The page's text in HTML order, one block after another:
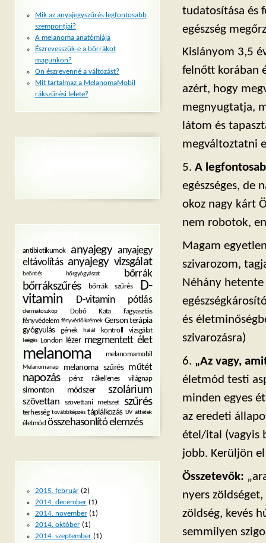
tudatosítása és
egészség
Kislányom 3,5
felnőtt korában
azért, hogy
megnyugtatja,
látom és
megváltoztatni
5. A
egészséges, de
okoz nagy kárt
nem robotok,
Magam
szivarozom,
Néhány
és
szivarozásra)
6. „Az vagy,
életmód testi
minden egyes
az eredeti
étel/ital (vagyis
jobb. Kerüljön
Összetevők:
nyers
zöldség, kevés
semmilyen
Mik az anyajegyszűrés legfontosabb
szempontjai?
A melanoma anatómiája
Észrevesszük-e a bőrrákot
magunkon?
Ön észrevenné a változást?
Mit tartalmaz a MelanomaMobil
rákszűrési lelete?
antibiotikumok anyajegy anyajegy
eltávolítás anyajegy vizsgálat
beöntés bőrgyógyászat bőrrák
bőrrákszűrés bőrrák szűrés
D-
vitamin
D-vitamin pótlás
dermatoszkop Dobó Kata
fagyasztás
fényvédelem fényvédő krémek Gerson terápia
gyógyulás
gének halál kontroll vizsgálat
leégés London lézer megmentett élet
melanoma melanomamobil
Melanomanap melanoma szűrés műtét
napozás pénz rákellenes világnap
simonton módszer szolárium
szövettan szövettani metszet szűrés
terhesség továbbképzés táplálkozás UV áttétek
életmód összehasonlító elemzés
2015. február(2)
2014. december(1)
2014. november(1)
2014. október(1)
2014. szeptember(1)